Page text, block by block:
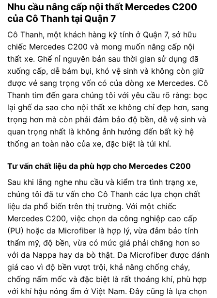
Nhu cầu nâng cấp nội thất Mercedes C200
của Cô Thanh tại Quận 7
Cô Thanh, một khách hàng kỹ tính ở Quận 7, sở hữu
chiếc Mercedes C200 và mong muốn nâng cấp nội
thất xe. Ghế nỉ nguyên bản sau thời gian sử dụng đã
xuống cấp, dễ bám bụi, khó vệ sinh và không còn giữ
được vẻ sang trọng vốn có của dòng xe Mercedes. Cô
Thanh tìm đến gara chúng tôi với yêu cầu rõ ràng: bọc
lại ghế da sao cho nội thất xe không chỉ đẹp hơn, sang
trọng hơn mà còn phải đảm bảo độ bền, dễ vệ sinh và
quan trọng nhất là không ảnh hưởng đến bất kỳ hệ
thống an toàn nào của xe, đặc biệt là túi khí.
Tư vấn chất liệu da phù hợp cho Mercedes C200
Sau khi lắng nghe nhu cầu và kiểm tra tình trạng xe,
chúng tôi đã tư vấn cho Cô Thanh các lựa chọn chất
liệu da phổ biến trên thị trường. Với một chiếc
Mercedes C200, việc chọn da công nghiệp cao cấp
(PU) hoặc da Microfiber là hợp lý, vừa đảm bảo tính
thẩm mỹ, độ bền, vừa có mức giá phải chăng hơn so
với da Nappa hay da bò thật. Da Microfiber được đánh
giá cao vì độ bền vượt trội, khả năng chống cháy,
chống nấm mốc và đặc biệt là rất thoáng khí, phù hợp
với khí hậu nóng ẩm ở Việt Nam. Đây cũng là lựa chọn